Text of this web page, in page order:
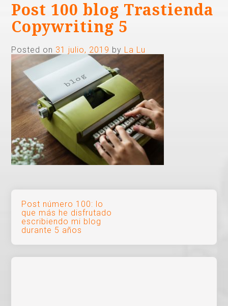
Post 100 blog Trastienda
Copywriting 5
Posted on 31 julio, 2019 by La Lu
Navegación
de
entradas
Post número 100: lo
que más he disfrutado
escribiendo mi blog
durante 5 años